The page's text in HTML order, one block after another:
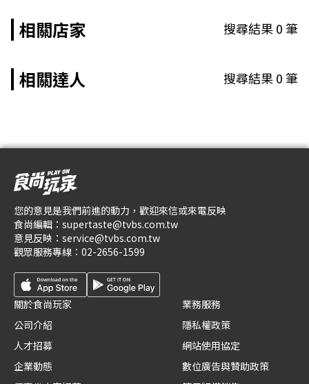
相關店家 搜尋結果0筆
相關達人 搜尋結果0筆
您的意見是我們前進的動力，歡迎來信或來電反映
食尚編輯： supertaste@tvbs.com.tw
意見反映： service@tvbs.com.tw
觀眾服務專線： 02-2656-1599
關於食尚玩家
公司介紹
人才招募
企業動態
業務服務
隱私權政策
網站使用協定
數位廣告與贊助政策